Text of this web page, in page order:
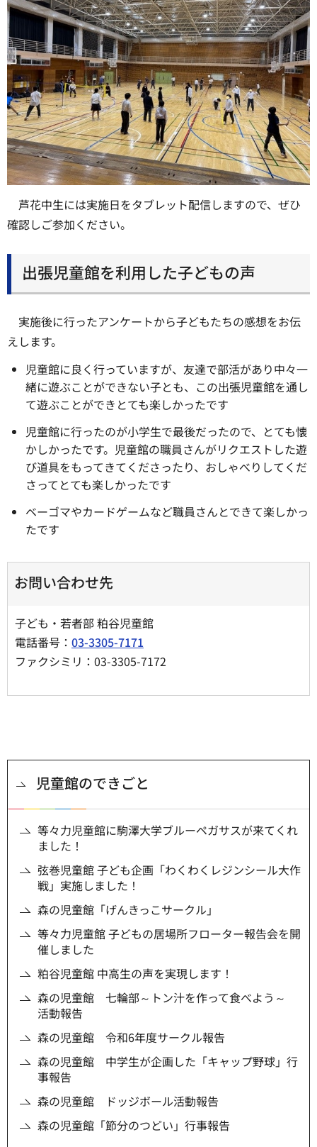
芦花中生には実施日をタブレット配信しますので、ぜひ
確認しご参加ください。
出張児童館を利用した子どもの声
実施後に行ったアンケートから子どもたちの感想をお伝
えします。
児童館に良く行っていますが、友達で部活があり中々一
緒に遊ぶことができない子とも、この出張児童館を通し
て遊ぶことができとても楽しかったです
児童館に行ったのが小学生で最後だったので、とても懐
かしかったです。児童館の職員さんがリクエストした遊
び道具をもってきてくださったり、おしゃべりしてくだ
さってとても楽しかったです
ベーゴマやカードゲームなど職員さんとできて楽しかっ
たです
お問い合わせ先
子ども・若者部 粕谷児童館
電話番号： 03-3305-7171
ファクシミリ：03-3305-7172
児童館のできごと
等々力児童館に駒澤大学ブルーペガサスが来てくれ
ました！
弦巻児童館 子ども企画「わくわくレジンシール大作
戦」実施しました！
森の児童館「げんきっこサークル」
等々力児童館 子どもの居場所フローター報告会を開
催しました
粕谷児童館 中高生の声を実現します！
森の児童館 七輪部～トン汁を作って食べよう～
活動報告
森の児童館 令和6年度サークル報告
森の児童館 中学生が企画した「キャップ野球」行
事報告
森の児童館 ドッジボール活動報告
森の児童館「節分のつどい」行事報告